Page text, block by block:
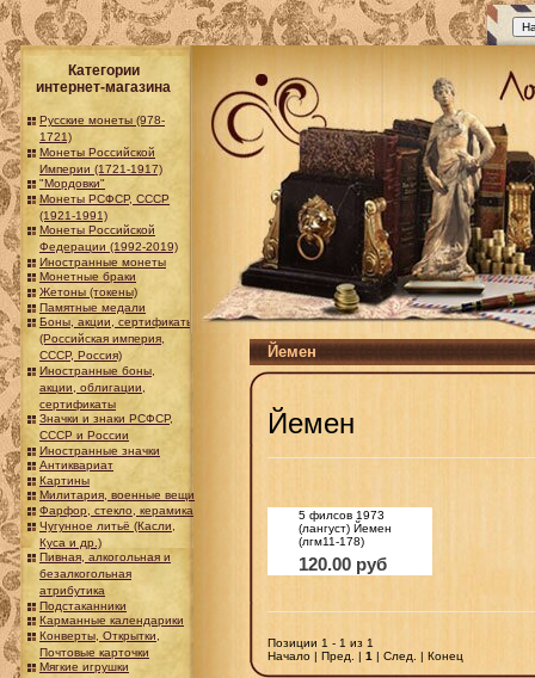
Категории
интернет-магазина
Русские монеты (978-
1721)
Монеты Российской
Империи (1721-1917)
"Мордовки"
Монеты РСФСР, СССР
(1921-1991)
Монеты Российской
Федерации (1992-2019)
Иностранные монеты
Монетные браки
Жетоны (токены)
Памятные медали
Боны, акции, сертификаты
(Российская империя,
СССР, Россия)
Иностранные боны,
акции, облигации,
сертификаты
Значки и знаки РСФСР,
СССР и России
Иностранные значки
Антиквариат
Картины
Милитария, военные вещи
Фарфор, стекло, керамика
Чугунное литьё (Касли,
Куса и др.)
Пивная, алкогольная и
безалкогольная
атрибутика
Подстаканники
Карманные календарики
Конверты, Открытки,
Почтовые карточки
Мягкие игрушки
Йемен
Йемен
5 филсов 1973
(лангуст) Йемен
(лгм11-178)
120.00 руб
Позиции 1 - 1 из 1
Начало | Пред. | 1 | След. | Конец